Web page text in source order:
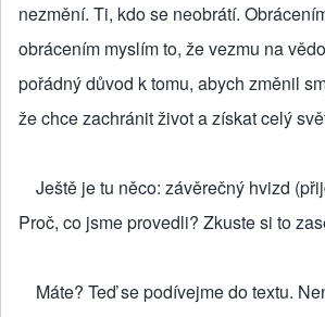
nezmění. Ti, kdo se neobrátí.
obrácením myslím to, že vezmu na
pořádný důvod k tomu, abych změnil
že chce zachránit život a získat celý
Ještě je tu něco: závěrečný hvizd
Proč, co jsme provedli? Zkuste si to
Máte? Teď se podívejme do textu.